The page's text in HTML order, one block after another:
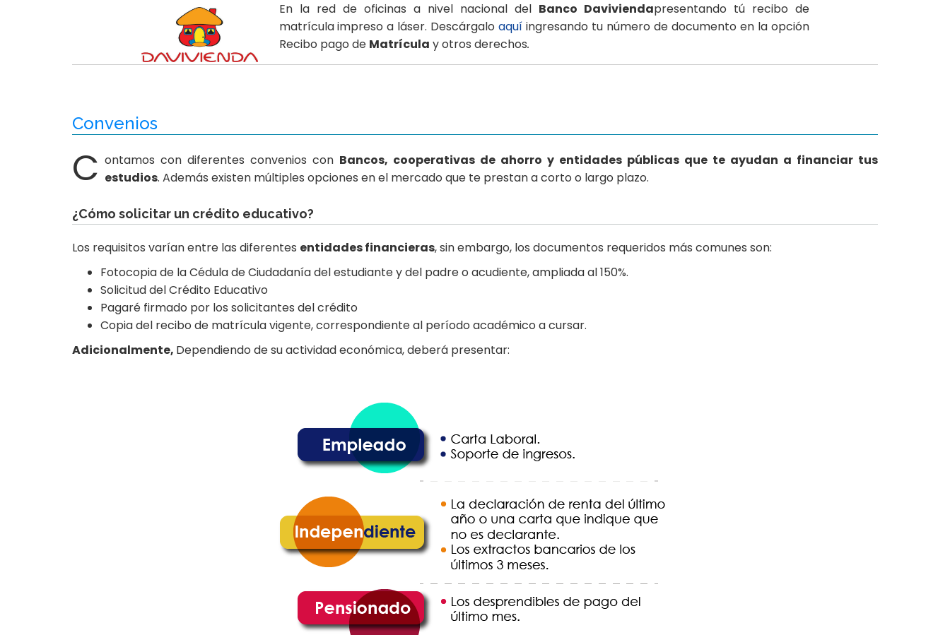
En la red de oficinas a nivel nacional del Banco Daviviendapresentando tú recibo de
matrícula impreso a láser. Descárgaloaquí ingresando tu número de documento en la opción
Recibo pago de Matrícula y otros derechos.
Convenios
C ontamos con diferentes convenios con Bancos, cooperativas de ahorro y entidades públicas que te ayudan a financiar tus
estudios. Además existen múltiples opciones en el mercado que te prestan a corto o largo plazo.
¿Cómo solicitar un crédito educativo?
Los requisitos varían entre las diferentes entidades financieras, sin embargo, los documentos requeridos más comunes son:
Fotocopia de la Cédula de Ciudadanía del estudiante y del padre o acudiente, ampliada al 150%.
Solicitud del Crédito Educativo
Pagaré firmado por los solicitantes del crédito
Copia del recibo de matrícula vigente, correspondiente al período académico a cursar.
Adicionalmente, Dependiendo de su actividad económica, deberá presentar: